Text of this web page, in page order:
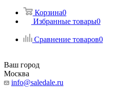
Корзина0
Избранные товары0
Сравнение товаров0
Ваш город
Москва
info@saledale.ru